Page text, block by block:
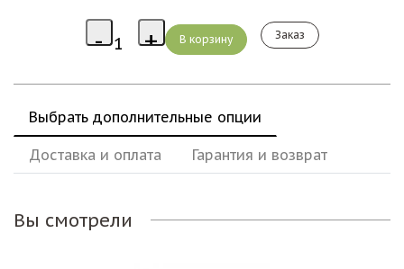
Заказ
Выбрать дополнительные опции
Доставка и оплата Гарантия и возврат
Вы смотрели